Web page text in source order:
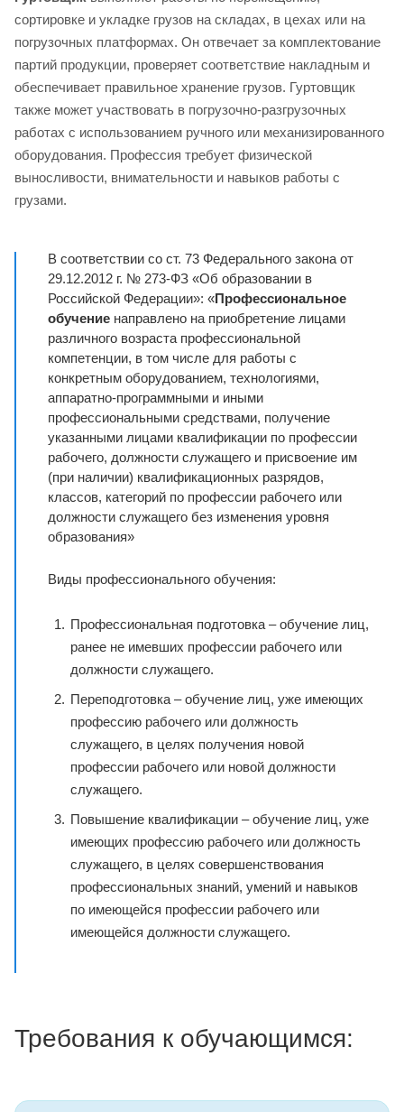
сортировке и укладке грузов на складах, в цехах или на
погрузочных платформах. Он отвечает за комплектование
партий продукции, проверяет соответствие накладным и
обеспечивает правильное хранение грузов. Гуртовщик
также может участвовать в погрузочно-разгрузочных
работах с использованием ручного или механизированного
оборудования. Профессия требует физической
выносливости, внимательности и навыков работы с
грузами.
В соответствии со ст. 73 Федерального закона от
29.12.2012 г. № 273-ФЗ «Об образовании в
Российской Федерации»: «Профессиональное
обучение направлено на приобретение лицами
различного возраста профессиональной
компетенции, в том числе для работы с
конкретным оборудованием, технологиями,
аппаратно-программными и иными
профессиональными средствами, получение
указанными лицами квалификации по профессии
рабочего, должности служащего и присвоение им
(при наличии) квалификационных разрядов,
классов, категорий по профессии рабочего или
должности служащего без изменения уровня
образования»
Виды профессионального обучения:
Профессиональная подготовка – обучение лиц,
ранее не имевших профессии рабочего или
должности служащего.
Переподготовка – обучение лиц, уже имеющих
профессию рабочего или должность
служащего, в целях получения новой
профессии рабочего или новой должности
служащего.
Повышение квалификации – обучение лиц, уже
имеющих профессию рабочего или должность
служащего, в целях совершенствования
профессиональных знаний, умений и навыков
по имеющейся профессии рабочего или
имеющейся должности служащего.
Требования к обучающимся: